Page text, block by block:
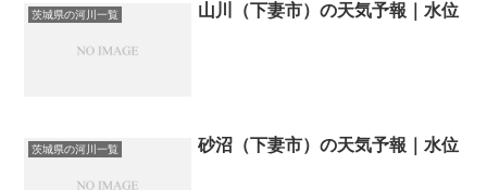
茨城県の河川一覧 山川（下妻市）の天気予報｜水位
茨城県の河川一覧 砂沼（下妻市）の天気予報｜水位